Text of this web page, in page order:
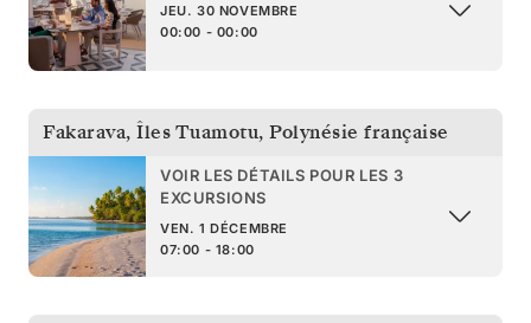
JEU. 30 NOVEMBRE
00:00 - 00:00
Fakarava, Îles Tuamotu, Polynésie française
VOIR LES DÉTAILS POUR LES 3
EXCURSIONS
VEN. 1 DÉCEMBRE
07:00 - 18:00